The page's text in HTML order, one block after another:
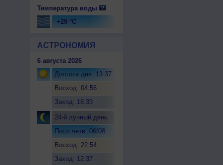
Температура воды
+28 °C
АСТРОНОМИЯ
6 августа 2026
Долгота дня: 13:37
Восход: 04:56
Заход: 18:33
24-й лунный день
Посл.четв. 06/08
Восход: 22:54
Заход: 12:37